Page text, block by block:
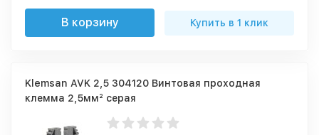
В корзину Купить в 1 клик
Klemsan AVK 2,5 304120 Винтовая проходная
клемма 2,5мм² серая